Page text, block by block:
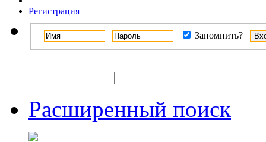
Регистрация
Запомнить?
Расширенный поиск